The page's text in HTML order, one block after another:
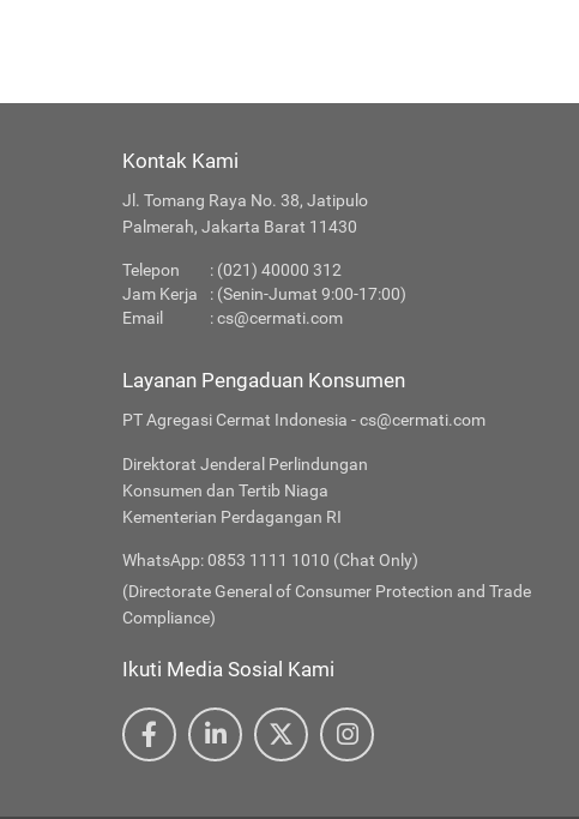
Kontak Kami
Jl. Tomang Raya No. 38, Jatipulo
Palmerah, Jakarta Barat 11430
Telepon
: (021) 40000 312
Jam Kerja
: (Senin-Jumat 9:00-17:00)
Email
:cs@cermati.com
Layanan Pengaduan Konsumen
PT Agregasi Cermat Indonesia - cs@cermati.com
Direktorat Jenderal Perlindungan
Konsumen dan Tertib Niaga
Kementerian Perdagangan RI
WhatsApp: 0853 1111 1010 (Chat Only)
(Directorate General of Consumer Protection and Trade
Compliance)
Ikuti Media Sosial Kami